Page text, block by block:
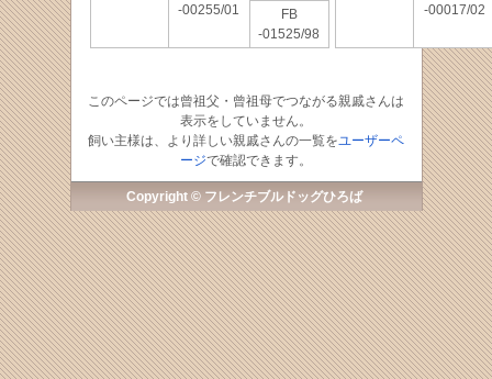
-00255/01
FB
-01525/98
-00017/02
このページでは曾祖父・曾祖母でつながる親戚さんは
表示をしていません。
飼い主様は、より詳しい親戚さんの一覧をユーザーペ
ージで確認できます。
Copyright © フレンチブルドッグひろば